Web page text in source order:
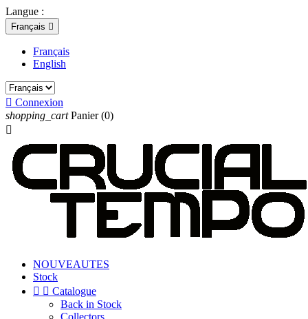
Langue :
Français 
Français
English
 Connexion
shopping_cart Panier (0)

NOUVEAUTES
Stock
  Catalogue
Back in Stock
Collectors